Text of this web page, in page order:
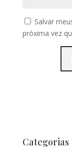
Salvar
próxima vez
Categorias